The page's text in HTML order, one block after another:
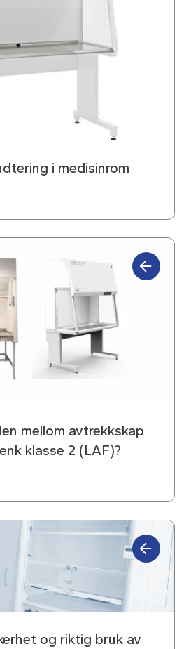
i medisinrom
mellom avtrekkskap
klasse 2 (LAF)?
og riktig bruk av